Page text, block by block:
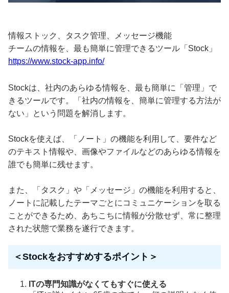
情報ストック、タスク管理、メッセージ機能
チームの情報を、最も簡単に管理できるツール「Stock」
https://www.stock-app.info/
Stockは、社内のあらゆる情報を、最も簡単に「管理」で
きるツールです。「社内の情報を、簡単に管理する方法が
ない」という問題を解消します。
Stockを使えば、「ノート」の機能を利用して、要件など
のテキスト情報や、画像やファイルなどのあらゆる情報を
誰でも簡単に残せます。
また、「タスク」や「メッセージ」の機能を利用すると、
ノートに記載したテーマごとにコミュニケーションを取る
ことができるため、あちこちに情報が分散せず、常に整理
された状態で業務を遂行できます。
＜Stockをおすすめするポイント＞
ITの専門知識がなくてもすぐに使える